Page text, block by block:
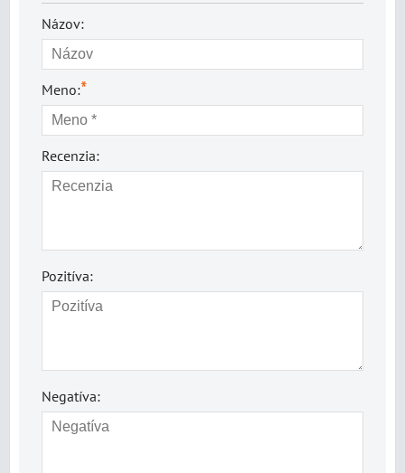
Názov:
Meno:*
Recenzia:
Pozitíva:
Negatíva: